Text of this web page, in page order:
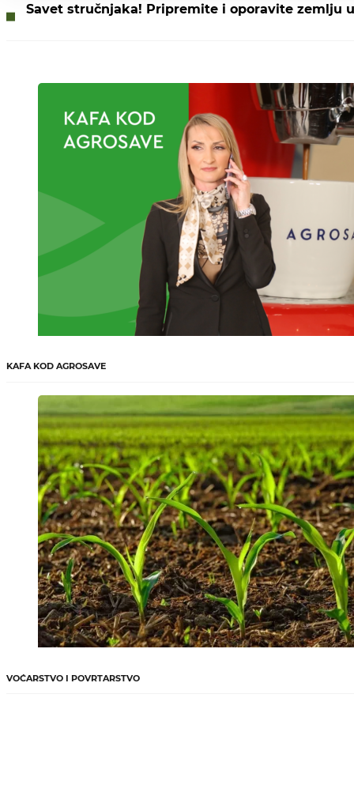
Savet stručnjaka! Pripremite i oporavite zemlju
KAFA KOD AGROSAVE
VOĆARSTVO I POVRTARSTVO